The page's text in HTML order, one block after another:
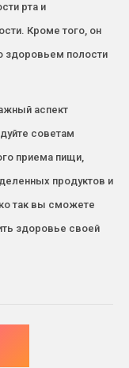
рта и
Кроме того, он
полости
аспект
советам
приема пищи,
продуктов и
так вы сможете
здоровье своей